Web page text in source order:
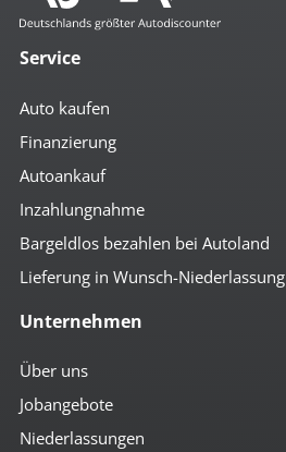
Service
Auto kaufen
Finanzierung
Autoankauf
Inzahlungnahme
Bargeldlos bezahlen bei Autoland
Lieferung in Wunsch-Niederlassung
Unternehmen
Über uns
Jobangebote
Niederlassungen